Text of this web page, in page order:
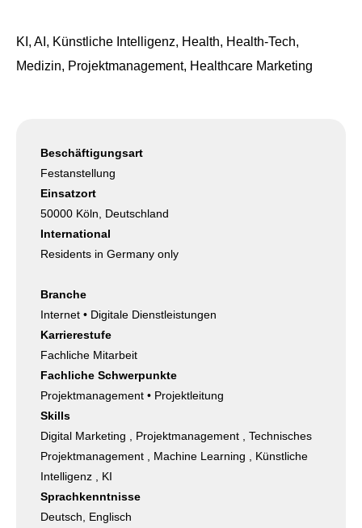
KI, AI, Künstliche Intelligenz, Health, Health-Tech,
Medizin, Projektmanagement, Healthcare Marketing
Beschäftigungsart
Festanstellung
Einsatzort
50000 Köln, Deutschland
International
Residents in Germany only
Branche
Internet • Digitale Dienstleistungen
Karrierestufe
Fachliche Mitarbeit
Fachliche Schwerpunkte
Projektmanagement • Projektleitung
Skills
Digital Marketing , Projektmanagement , Technisches
Projektmanagement , Machine Learning , Künstliche
Intelligenz , KI
Sprachkenntnisse
Deutsch, Englisch